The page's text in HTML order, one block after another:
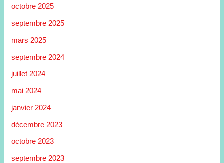
octobre 2025
septembre 2025
mars 2025
septembre 2024
juillet 2024
mai 2024
janvier 2024
décembre 2023
octobre 2023
septembre 2023